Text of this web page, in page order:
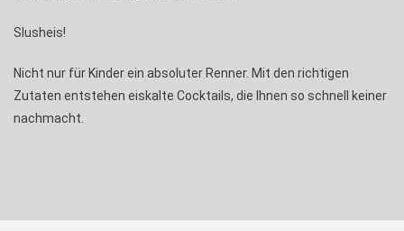
Slusheis!
Nicht nur für Kinder ein absoluter Renner. Mit den richtigen
Zutaten entstehen eiskalte Cocktails, die Ihnen so schnell keiner
nachmacht.